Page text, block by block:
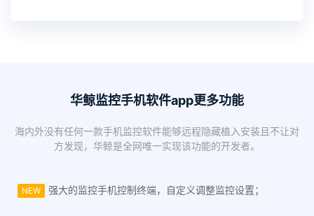
华鲸监控手机软件app更多功能
海内外没有任何一款手机监控软件能够远程隐藏植入安装且不让对
方发现，华鲸是全网唯一实现该功能的开发者。
NEW 强大的监控手机控制终端，自定义调整监控设置；